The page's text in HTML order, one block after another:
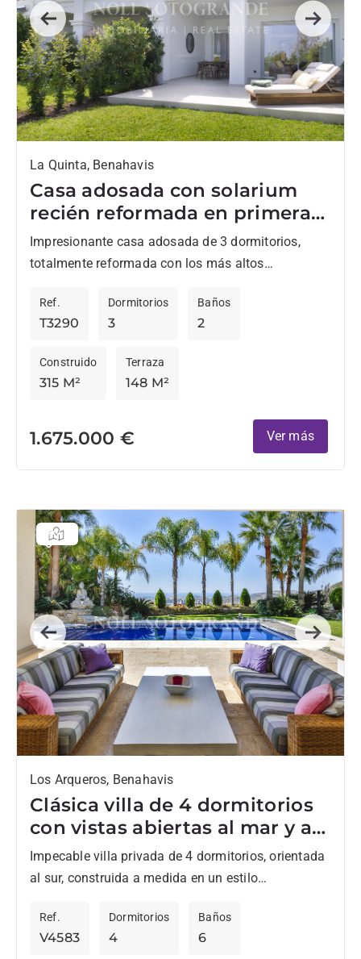
Previous Next
La Quinta, Benahavis
Casa adosada con solarium
recién reformada en primera
línea de golf en La Quinta
Impresionante casa adosada de 3 dormitorios,
totalmente reformada con los más altos
situada en primera línea de...
T3290
Ref.
3
Dormitorios
2
Baños
315 M²
Construido
148 M²
Terraza
1.675.000 € Ver más
Previous Next
Los Arqueros, Benahavis
Clásica villa de 4 dormitorios
con vistas abiertas al mar y al
golf en Los Arqueros Golf and
Country Club, Benahavís.
Impecable villa privada de 4 dormitorios, orientada
al sur, construida a medida en un estilo
abiertas al mar, al golf,...
V4583
Ref.
4
Dormitorios
6
Baños